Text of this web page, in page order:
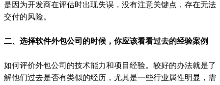
是因为开发商在评估时出现失误，没有注意关键点，存在无法
交付的风险。
二、选择软件外包公司的时候，你应该看看过去的经验案例
如何评价外包公司的技术能力和项目经验。较好的办法就是了
解他们过去是否有类似的经历，尤其是一些行业属性明显，需